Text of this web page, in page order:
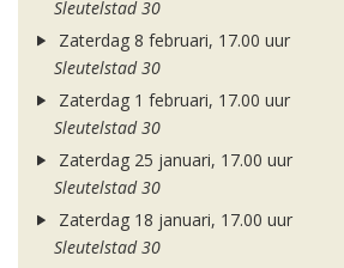
Sleutelstad 30
Zaterdag 8 februari, 17.00 uur
Sleutelstad 30
Zaterdag 1 februari, 17.00 uur
Sleutelstad 30
Zaterdag 25 januari, 17.00 uur
Sleutelstad 30
Zaterdag 18 januari, 17.00 uur
Sleutelstad 30